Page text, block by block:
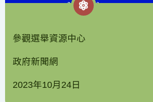
參觀選舉資源中心
政府新聞網
2023年10月24日